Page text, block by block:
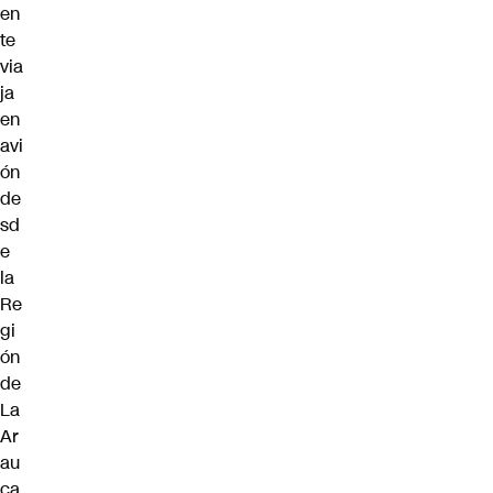
en
te
via
ja
en
avi
ón
de
sd
e
la
Re
gi
ón
de
La
Ar
au